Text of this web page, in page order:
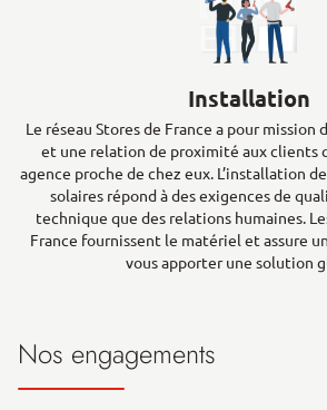
Installation
Le réseau Stores de France a pour mission
et une relation de proximité aux clients
agence proche de chez eux. L’installation
solaires répond à des exigences de
technique que des relations humaines.
France fournissent le matériel et assure
vous apporter une solution
Nos engagements